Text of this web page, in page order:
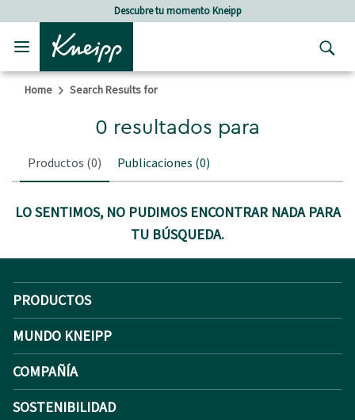
Skip to main content
Skip to footer contentDescubre tu momento Kneipp
Home Search Results for
0 resultados para
Productos (0) Publicaciones (0)
LO SENTIMOS, NO PUDIMOS ENCONTRAR NADA PARA
TU BÚSQUEDA.
PRODUCTOS
MUNDO KNEIPP
COMPAÑÍA
SOSTENIBILIDAD